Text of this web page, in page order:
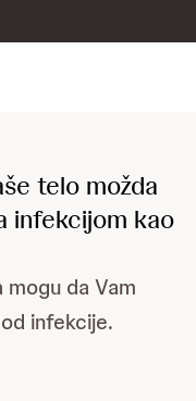
telo možda
infekcijom kao
da Vam
infekcije.